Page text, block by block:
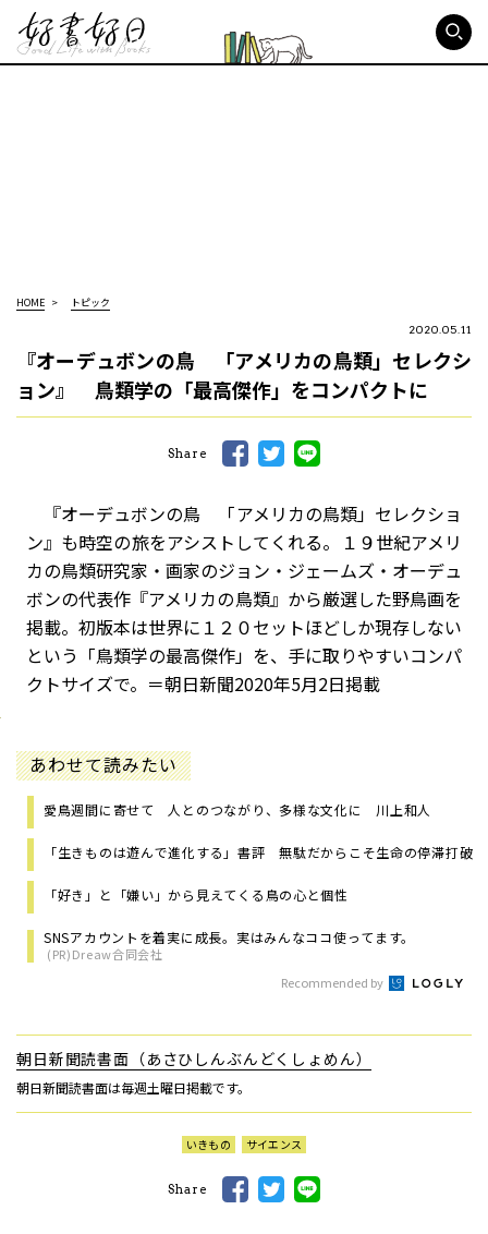
HOME トピック
2020.05.11
『オーデュボンの鳥 「アメリカの鳥類」セレクシ
ョン』 鳥類学の「最高傑作」をコンパクトに
Share
『オーデュボンの鳥 「アメリカの鳥類」セレクショ
ン』も時空の旅をアシストしてくれる。１９世紀アメリ
カの鳥類研究家・画家のジョン・ジェームズ・オーデュ
ボンの代表作『アメリカの鳥類』から厳選した野鳥画を
掲載。初版本は世界に１２０セットほどしか現存しない
という「鳥類学の最高傑作」を、手に取りやすいコンパ
クトサイズで。＝朝日新聞2020年5月2日掲載
あわせて読みたい
愛鳥週間に寄せて 人とのつながり、多様な文化に 川上和人
「生きものは遊んで進化する」書評 無駄だからこそ生命の停滞打破
「好き」と「嫌い」から見えてくる鳥の心と個性
SNSアカウントを着実に成長。実はみんなココ使ってます。
(PR)Dreaw合同会社
Recommended by
朝日新聞読書面（あさひしんぶんどくしょめん）
朝日新聞読書面は毎週土曜日掲載です。
いきもの サイエンス
Share